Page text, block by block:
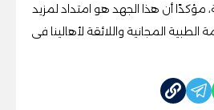
مؤكدًا أن هذا الجهد هو امتداد لمزيد
المجانية واللائقة لأهالينا فى